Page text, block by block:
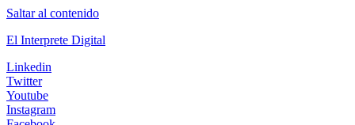
Saltar al contenido
El Interprete Digital
Linkedin
Twitter
Youtube
Instagram